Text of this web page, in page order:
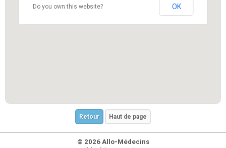
Do you own this website? OK
Retour Haut de page
© 2026 Allo-Médecins